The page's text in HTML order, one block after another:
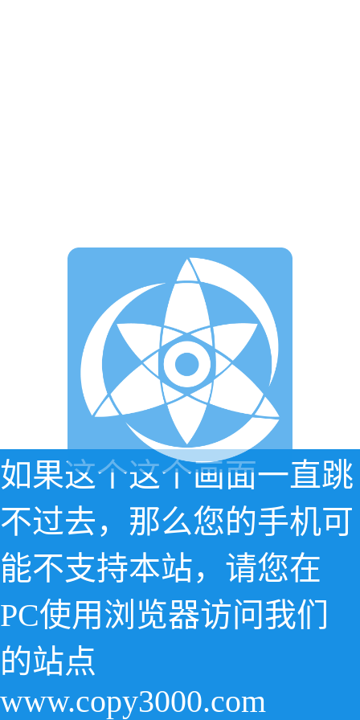
如果这个这个画面一直跳
不过去，那么您的手机可
能不支持本站，请您在
PC使用浏览器访问我们
的站点
www.copy3000.com